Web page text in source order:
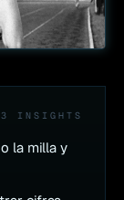
3 INSIGHT S
la milla y